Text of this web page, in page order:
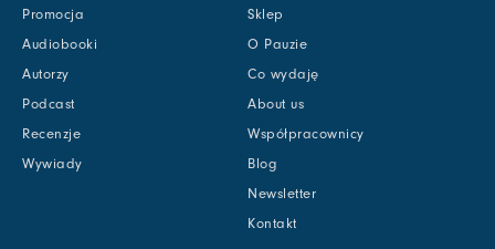
Promocja
Audiobooki
Autorzy
Podcast
Recenzje
Wywiady
Sklep
O Pauzie
Co wydaję
About us
Współpracownicy
Blog
Newsletter
Kontakt